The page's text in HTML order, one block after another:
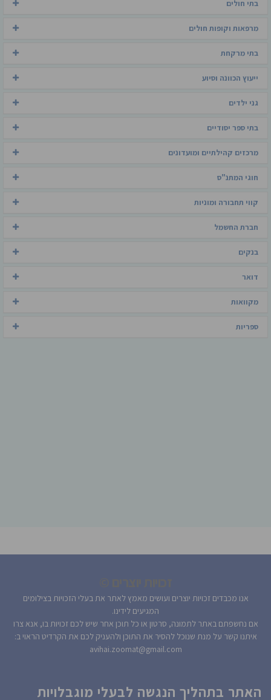
בתי חולים
מרפאות וקופות חולים
בתי מרקחת
ייעוץ הכוונה וסיוע
גני ילדים
בתי ספר יסודיים
מרכזים קהילתיים ומועדונים
חוגי המתנ"ס
קווי תחבורה ומוניות
חברת החשמל
בנקים
דואר
מקוואות
ספריות
אנו מכבדים זכויות יוצרים ועושים מאמץ לאתר את בעלי הזכויות בצילומים
המגיעים לידינו.
אם נחשפתם באתר לתמונה, סרטון או כל תוכן אחר שיש לכם זכויות בו, אנא צרו
איתנו קשר על מנת שנוכל להסיר את התוכן ולהעניק לכם את הקרדיט הראוי ב:
avihai.zoomat@gmail.com
האתר בתהליך הנגשה לבעלי מוגבלויות